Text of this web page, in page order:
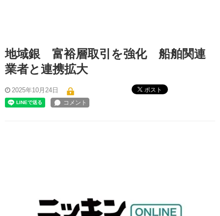
地域銀 富裕層取引を強化 船舶関連
業者と連携拡大
2025年10月24日 ポスト